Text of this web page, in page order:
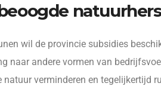
wil de provincie subsidies
naar andere vormen van
verminderen en tegelijkertijd